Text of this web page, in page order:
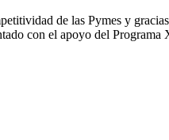
de las Pymes y
con el apoyo del